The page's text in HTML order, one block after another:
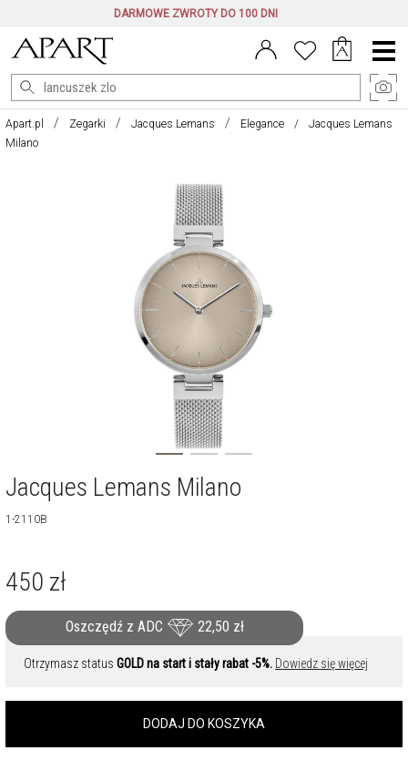
DARMOWE ZWROTY DO 100 DNI
Menu
główne
Apart.pl Zegarki Jacques Lemans Elegance
Jacques Lemans
Milano
Jacques Lemans Milano
1-2110B
450 zł
Oszczędź z ADC 22,50 zł
Otrzymasz status GOLD na start i stały rabat -5%. Dowiedz się więcej
DODAJ DO KOSZYKA